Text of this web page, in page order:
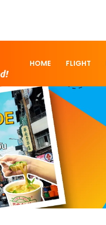
HOME FLIGHT